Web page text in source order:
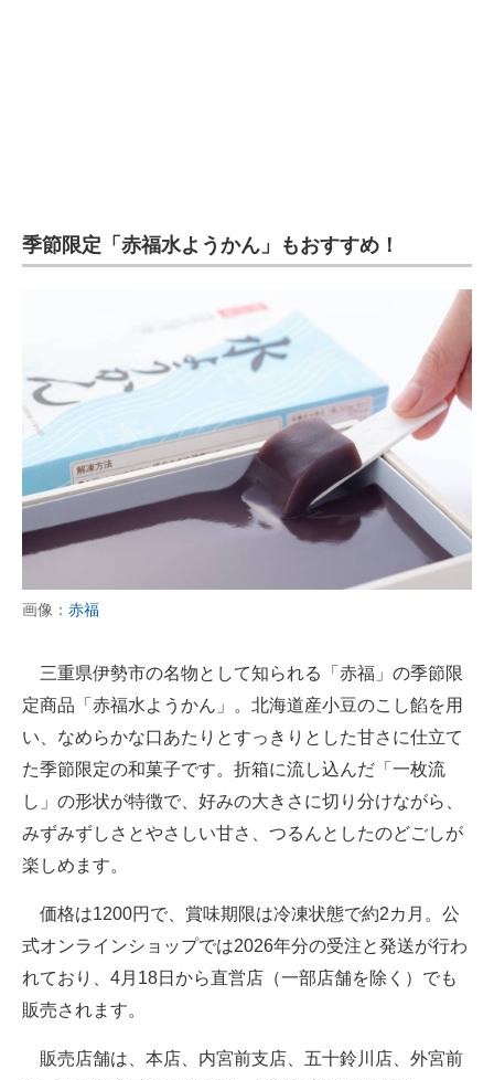
季節限定「赤福水ようかん」もおすすめ！
画像： 赤福
三重県伊勢市の名物として知られる「赤福」の季節限
定商品「赤福水ようかん」。北海道産小豆のこし餡を用
い、なめらかな口あたりとすっきりとした甘さに仕立て
た季節限定の和菓子です。折箱に流し込んだ「一枚流
し」の形状が特徴で、好みの大きさに切り分けながら、
みずみずしさとやさしい甘さ、つるんとしたのどごしが
楽しめます。
価格は1200円で、賞味期限は冷凍状態で約2カ月。公
式オンラインショップでは2026年分の受注と発送が行わ
れており、4月18日から直営店（一部店舗を除く）でも
販売されます。
販売店舗は、本店、内宮前支店、五十鈴川店、外宮前